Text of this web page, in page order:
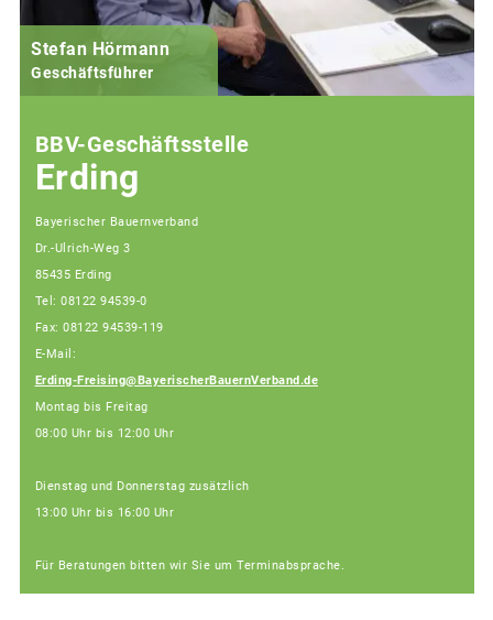
Stefan Hörmann
Geschäftsführer
BBV-Geschäftsstelle
Erding
Bayerischer Bauernverband
Dr.-Ulrich-Weg 3
85435 Erding
Tel: 08122 94539-0
Fax: 08122 94539-119
E-Mail:
Erding-Freising@BayerischerBauernVerband.de
Montag bis Freitag
08:00 Uhr bis 12:00 Uhr
Dienstag und Donnerstag zusätzlich
13:00 Uhr bis 16:00 Uhr
Für Beratungen bitten wir Sie um Terminabsprache.